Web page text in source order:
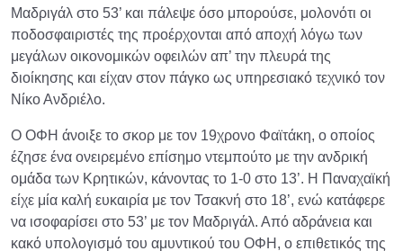
Μαδριγάλ στο 53’ και πάλεψε όσο μπορούσε, μολονότι οι
ποδοσφαιριστές της προέρχονται από αποχή λόγω των
μεγάλων οικονομικών οφειλών απ’ την πλευρά της
διοίκησης και είχαν στον πάγκο ως υπηρεσιακό τεχνικό τον
Νίκο Ανδριέλο.
Ο ΟΦΗ άνοιξε το σκορ με τον 19χρονο Φαϊτάκη, ο οποίος
έζησε ένα ονειρεμένο επίσημο ντεμπούτο με την ανδρική
ομάδα των Κρητικών, κάνοντας το 1-0 στο 13’. Η Παναχαϊκή
είχε μία καλή ευκαιρία με τον Τσακνή στο 18’, ενώ κατάφερε
να ισοφαρίσει στο 53’ με τον Μαδριγάλ. Από αδράνεια και
κακό υπολογισμό του αμυντικού του ΟΦΗ, ο επιθετικός της